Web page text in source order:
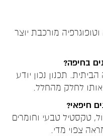
מורכבת יוצר
בחיפה?
תכנון נכון יודע
אותו לחלק מהחלל.
חיפאי?
טקסטיל טבעי וחומרים
צפוי מדי.